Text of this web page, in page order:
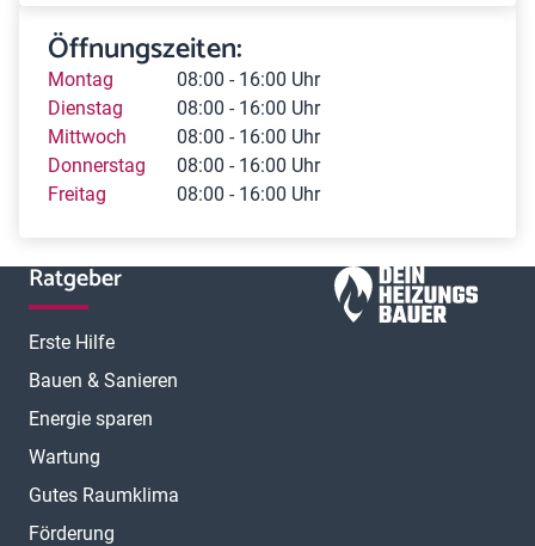
Öffnungszeiten:
Montag
08:00 - 16:00 Uhr
Dienstag
08:00 - 16:00 Uhr
Mittwoch
08:00 - 16:00 Uhr
Donnerstag
08:00 - 16:00 Uhr
Freitag
08:00 - 16:00 Uhr
Ratgeber
Erste Hilfe
Bauen & Sanieren
Energie sparen
Wartung
Gutes Raumklima
Förderung